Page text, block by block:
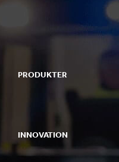
PRODUKTER
INNOVATION